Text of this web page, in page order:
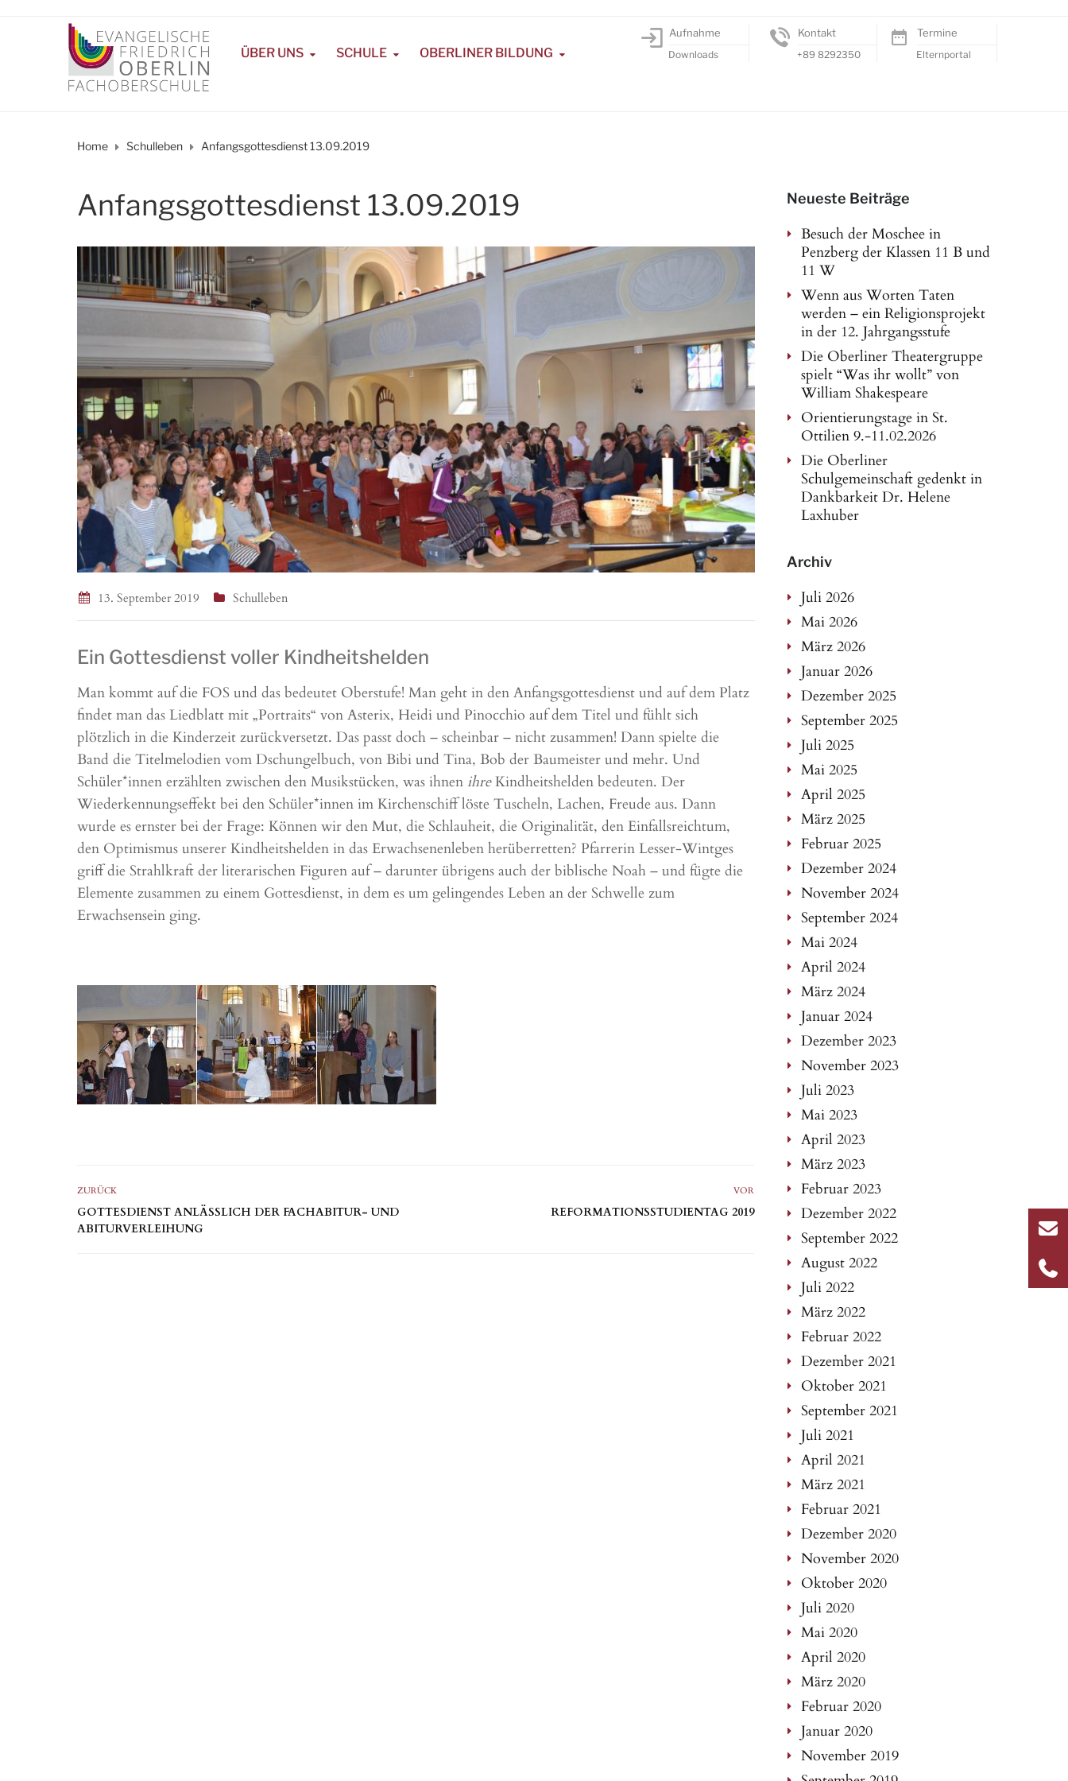
ÜBER UNS SCHULE OBERLINER BILDUNG
Aufnahme
Downloads
Kontakt
+89 8292350
Termine
Elternportal
Home Schulleben Anfangsgottesdienst 13.09.2019
Anfangsgottesdienst 13.09.2019
13. September 2019 Schulleben
Ein Gottesdienst voller Kindheitshelden
Man kommt auf die FOS und das bedeutet Oberstufe! Man geht in den Anfangsgottesdienst und auf dem Platz
findet man das Liedblatt mit „Portraits“ von Asterix, Heidi und Pinocchio auf dem Titel und fühlt sich
plötzlich in die Kinderzeit zurückversetzt. Das passt doch – scheinbar – nicht zusammen! Dann spielte die
Band die Titelmelodien vom Dschungelbuch, von Bibi und Tina, Bob der Baumeister und mehr. Und
Schüler*innen erzählten zwischen den Musikstücken, was ihnen ihreKindheitshelden bedeuten. Der
Wiederkennungseffekt bei den Schüler*innen im Kirchenschiff löste Tuscheln, Lachen, Freude aus. Dann
wurde es ernster bei der Frage: Können wir den Mut, die Schlauheit, die Originalität, den Einfallsreichtum,
den Optimismus unserer Kindheitshelden in das Erwachsenenleben herüberretten? Pfarrerin Lesser-Wintges
griff die Strahlkraft der literarischen Figuren auf – darunter übrigens auch der biblische Noah – und fügte die
Elemente zusammen zu einem Gottesdienst, in dem es um gelingendes Leben an der Schwelle zum
Erwachsensein ging.
ZURÜCK
GOTTESDIENST ANLÄSSLICH DER FACHABITUR- UND
ABITURVERLEIHUNG
VOR
REFORMATIONSSTUDIENTAG 2019
Neueste Beiträge
Besuch der Moschee in
Penzberg der Klassen 11 B und
11 W
Wenn aus Worten Taten
werden – ein Religionsprojekt
in der 12. Jahrgangsstufe
Die Oberliner Theatergruppe
spielt “Was ihr wollt” von
William Shakespeare
Orientierungstage in St.
Ottilien 9.-11.02.2026
Die Oberliner
Schulgemeinschaft gedenkt in
Dankbarkeit Dr. Helene
Laxhuber
Archiv
Juli 2026
Mai 2026
März 2026
Januar 2026
Dezember 2025
September 2025
Juli 2025
Mai 2025
April 2025
März 2025
Februar 2025
Dezember 2024
November 2024
September 2024
Mai 2024
April 2024
März 2024
Januar 2024
Dezember 2023
November 2023
Juli 2023
Mai 2023
April 2023
März 2023
Februar 2023
Dezember 2022
September 2022
August 2022
Juli 2022
März 2022
Februar 2022
Dezember 2021
Oktober 2021
September 2021
Juli 2021
April 2021
März 2021
Februar 2021
Dezember 2020
November 2020
Oktober 2020
Juli 2020
Mai 2020
April 2020
März 2020
Februar 2020
Januar 2020
November 2019